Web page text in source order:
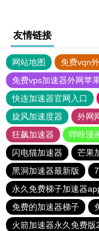
友情链接
网站地图 免费vqn
免费vps加速器外网苹
快连加速器官网入口
旋风加速度器
外网
狂飙加速器
哔咔漫
闪电猫加速器
芒果
黑洞加速器最新版
永久免费梯子加速器
免费的加速器梯子
火箭加速器永久免费版